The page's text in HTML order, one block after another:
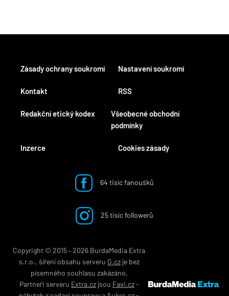
Kontakt
Redakční etický kodex
Inzerce
RSS
Všeobecné obchodní
podmínky
Cookies zásady
Zásady ochrany soukromí Nastavení soukromí
64 tisíc fanoušků
25 tisíc followerů
Copyright © 2015 ‐ 2026 BurdaMedia Extra
s.r.o., šíření obsahu serveru G.czje bez
písemného souhlasu zakázáno.
Partneři serveru Extra.czjsou Favi.cz-